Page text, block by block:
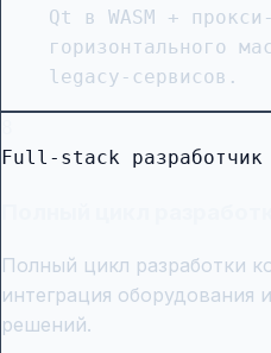
Qt в WASM +
горизонтального
legacy-сервисов.
Full-stack разработчик
Полный цикл разработки
интеграция оборудования
решений.